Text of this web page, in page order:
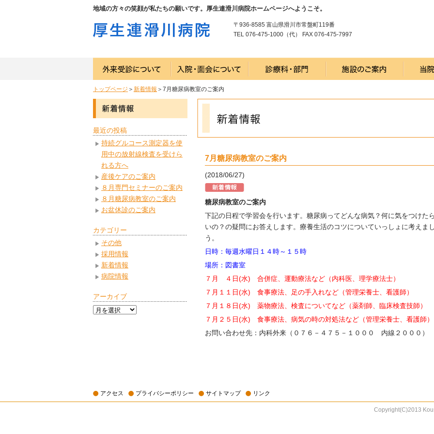
地域の方々の笑顔が私たちの願いです。厚生連滑川病院ホームページへようこそ。
〒936-8585 富山県滑川市常盤町119番
TEL 076-475-1000（代） FAX 076-475-7997
トップページ ＞ 新着情報 ＞7月糖尿病教室のご案内
7月糖尿病教室のご案内
(2018/06/27)
糖尿病教室のご案内
下記の日程で学習会を行います。糖尿病ってどんな病気？何に気をつけた
いの？の疑問にお答えします。療養生活のコツについていっしょに考えま
う。
日時：毎週水曜日１４時～１５時
場所：図書室
７月 ４日(水) 合併症、運動療法など（内科医、理学療法士）
７月１１日(水) 食事療法、足の手入れなど（管理栄養士、看護師）
７月１８日(水) 薬物療法、検査についてなど（薬剤師、臨床検査技師）
７月２５日(水) 食事療法、病気の時の対処法など（管理栄養士、看護師）
お問い合わせ先：内科外来（０７６－４７５－１０００ 内線２０００）
最近の投稿
持続グルコース測定器を使
用中の放射線検査を受けら
れる方へ
産後ケアのご案内
８月専門セミナーのご案内
８月糖尿病教室のご案内
お盆休診のご案内
カテゴリー
その他
採用情報
新着情報
病院情報
アーカイブ
ア
アクセス プライバシーポリシー サイトマップ リンク
Copyright(C)2013